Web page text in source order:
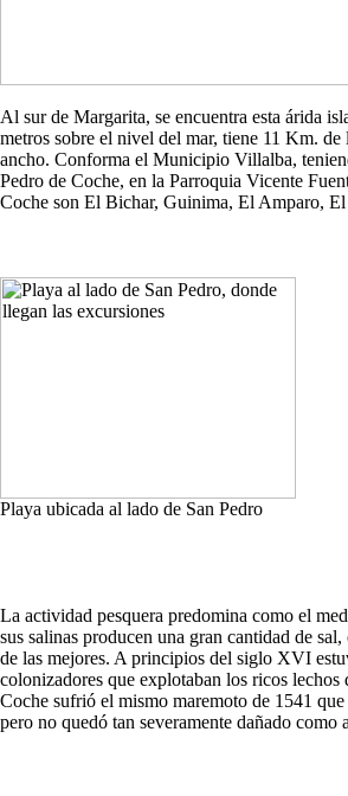
Al sur de Margarita, se encuentra esta árida
metros sobre el nivel del mar, tiene 11 Km.
ancho. Conforma el Municipio Villalba,
Pedro de Coche, en la Parroquia Vicente
Coche son El Bichar, Guinima, El Amparo,
Playa ubicada al lado de San Pedro
La actividad pesquera predomina como el
sus salinas producen una gran cantidad de
de las mejores. A principios del siglo XVI
colonizadores que explotaban los ricos lechos
Coche sufrió el mismo maremoto de 1541
pero no quedó tan severamente dañado como